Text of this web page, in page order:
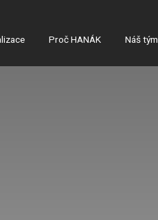
Proč HANÁK Náš tým